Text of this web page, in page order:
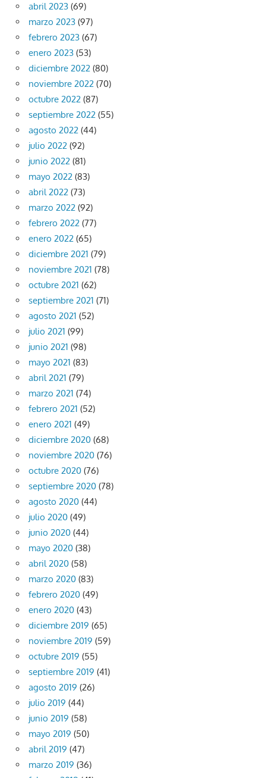
abril 2023 (69)
marzo 2023 (97)
febrero 2023 (67)
enero 2023 (53)
diciembre 2022 (80)
noviembre 2022 (70)
octubre 2022 (87)
septiembre 2022 (55)
agosto 2022 (44)
julio 2022 (92)
junio 2022 (81)
mayo 2022 (83)
abril 2022 (73)
marzo 2022 (92)
febrero 2022 (77)
enero 2022 (65)
diciembre 2021 (79)
noviembre 2021 (78)
octubre 2021 (62)
septiembre 2021 (71)
agosto 2021 (52)
julio 2021 (99)
junio 2021 (98)
mayo 2021 (83)
abril 2021 (79)
marzo 2021 (74)
febrero 2021 (52)
enero 2021 (49)
diciembre 2020 (68)
noviembre 2020 (76)
octubre 2020 (76)
septiembre 2020 (78)
agosto 2020 (44)
julio 2020 (49)
junio 2020 (44)
mayo 2020 (38)
abril 2020 (58)
marzo 2020 (83)
febrero 2020 (49)
enero 2020 (43)
diciembre 2019 (65)
noviembre 2019 (59)
octubre 2019 (55)
septiembre 2019 (41)
agosto 2019 (26)
julio 2019 (44)
junio 2019 (58)
mayo 2019 (50)
abril 2019 (47)
marzo 2019 (36)